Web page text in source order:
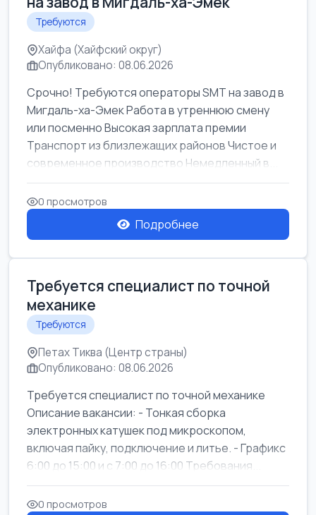
Требуются
Хайфа (Хайфский округ)
Опубликовано: 08.06.2026
Срочно! Требуются операторы SMT на завод в
Мигдаль-ха-Эмек Работа в утреннюю смену
или посменно Высокая зарплата премии
Транспорт из близлежащих районов Чистое и
современное производство Немедленный в...
0 просмотров
Подробнее
Требуется специалист по точной
механике
Требуются
Петах Тиква (Центр страны)
Опубликовано: 08.06.2026
Требуется специалист по точной механике
Описание вакансии: - Тонкая сборка
электронных катушек под микроскопом,
включая пайку, подключение и литье. - Графикс
6:00 до 15:00 и с 7:00 до 16:00 Требования...
0 просмотров